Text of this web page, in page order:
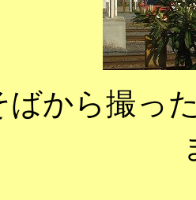
ばから撮っ